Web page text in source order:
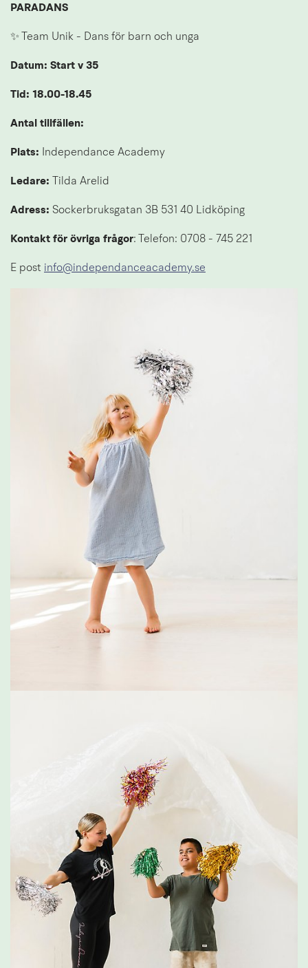
PARADANS
✨ Team Unik - Dans för barn och unga
Datum: Start v 35
Tid: 18.00-18.45
Antal tillfällen:
Plats: Independance Academy
Ledare: Tilda Arelid
Adress: Sockerbruksgatan 3B 531 40 Lidköping
Kontakt för övriga frågor: Telefon: 0708 - 745 221
E post info@independanceacademy.se